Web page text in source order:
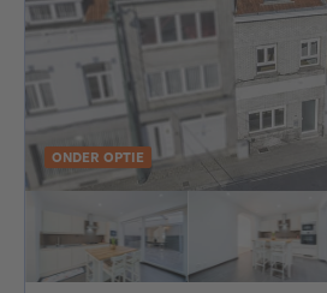
ONDER OPTIE